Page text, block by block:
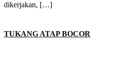
dikerjakan, […]
TUKANG ATAP BOCOR